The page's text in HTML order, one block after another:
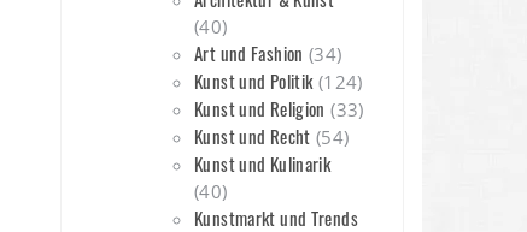
(40)
Art und Fashion (34)
Kunst und Politik(124)
Kunst und Religion (33)
Kunst und Recht (54)
Kunst und Kulinarik
(40)
Kunstmarkt und Trends